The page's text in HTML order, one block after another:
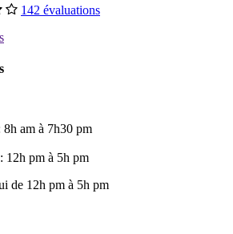
142 évaluations
am à 7h30 pm
12h pm à 5h pm
de 12h pm à 5h pm